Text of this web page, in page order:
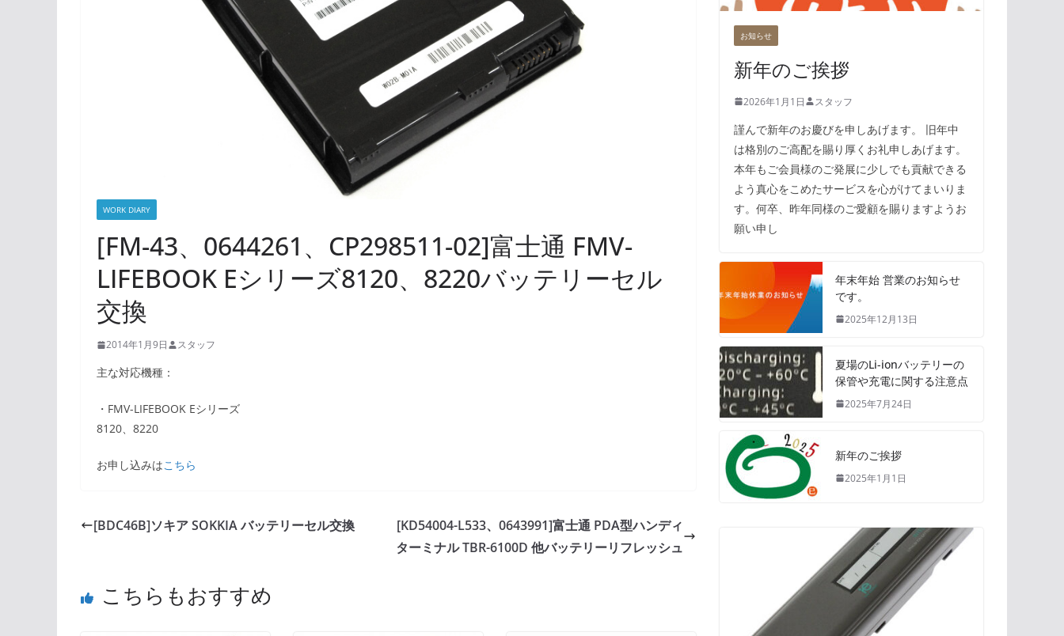
WORK DIARY
[FM-43、0644261、CP298511-02]富士通 FMV-
LIFEBOOK Eシリーズ8120、8220バッテリーセル
交換
2014年1月9日 スタッフ
主な対応機種：
・FMV-LIFEBOOK Eシリーズ
8120、8220
お申し込みはこちら
[BDC46B]ソキア SOKKIA バッテリーセル交換
[KD54004-L533、0643991]富士通 PDA型ハンディ
ターミナル TBR-6100D 他バッテリーリフレッシュ
こちらもおすすめ
お知らせ
新年のご挨拶
2026年1月1日 スタッフ
謹んで新年のお慶びを申しあげます。 旧年中
は格別のご高配を賜り厚くお礼申しあげます。
本年もご会員様のご発展に少しでも貢献できる
よう真心をこめたサービスを心がけてまいりま
す。何卒、昨年同様のご愛顧を賜りますようお
願い申し
年末年始 営業のお知らせ
です。
2025年12月13日
夏場のLi-ionバッテリーの
保管や充電に関する注意点
2025年7月24日
新年のご挨拶
2025年1月1日